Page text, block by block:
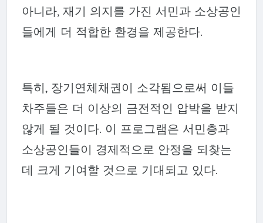
아니라, 재기 의지를 가진 서민과 소상공인
들에게 더 적합한 환경을 제공한다.
특히, 장기연체채권이 소각됨으로써 이들
차주들은 더 이상의 금전적인 압박을 받지
않게 될 것이다. 이 프로그램은 서민층과
소상공인들이 경제적으로 안정을 되찾는
데 크게 기여할 것으로 기대되고 있다.